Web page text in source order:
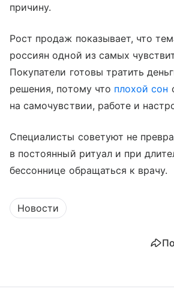
причину.
Рост продаж показывает, что
россиян одной из самых
Покупатели готовы тратить
решения, потому что плохой сон
на самочувствии, работе и
Специалисты советуют не
в постоянный ритуал и при
бессоннице обращаться к врачу.
Новости